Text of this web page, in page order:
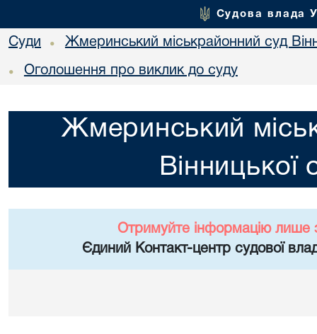
Судова влада
Суди • Жмеринський міськрайонний суд
• Оголошення про виклик до суду
Жмеринський
Вінницької
Отримуйте інформацію лише
Єдиний Контакт-центр судової